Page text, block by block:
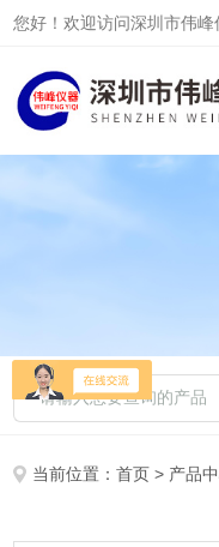
您好！欢迎访问深圳市伟峰
当前位置：首页 > 产品